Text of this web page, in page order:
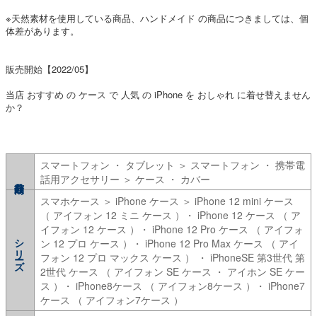
※天然素材を使用している商品、ハンドメイド の商品につきましては、個
体差があります。
販売開始【2022/05】
当店 おすすめ の ケース で 人気 の iPhone を おしゃれ に着せ替えません
か？
スマートフォン ・ タブレット ＞ スマートフォン ・ 携帯電
話用アクセサリー ＞ ケース ・ カバー
シリーズ
スマホケース ＞ iPhone ケース ＞ iPhone 12 mini ケース
（ アイフォン 12 ミニ ケース ）・ iPhone 12 ケース （ ア
イフォン 12 ケース ）・ iPhone 12 Pro ケース （ アイフォ
ン 12 プロ ケース ）・ iPhone 12 Pro Max ケース （ アイ
フォン 12 プロ マックス ケース ） ・ iPhoneSE 第3世代 第
2世代 ケース （ アイフォン SE ケース ・ アイホン SE ケー
ス ）・ iPhone8ケース （ アイフォン8ケース ）・ iPhone7
ケース （ アイフォン7ケース ）